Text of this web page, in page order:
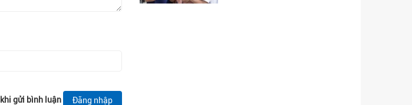
gửi bình luận Đăng nhập